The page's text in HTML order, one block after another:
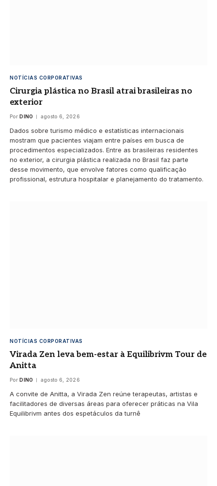
NOTÍCIAS CORPORATIVAS
Cirurgia plástica no Brasil atrai brasileiras no
exterior
Por DINO agosto 6, 2026
Dados sobre turismo médico e estatísticas internacionais
mostram que pacientes viajam entre países em busca de
procedimentos especializados. Entre as brasileiras residentes
no exterior, a cirurgia plástica realizada no Brasil faz parte
desse movimento, que envolve fatores como qualificação
profissional, estrutura hospitalar e planejamento do tratamento.
NOTÍCIAS CORPORATIVAS
Virada Zen leva bem-estar à Equilibrivm Tour de
Anitta
Por DINO agosto 6, 2026
A convite de Anitta, a Virada Zen reúne terapeutas, artistas e
facilitadores de diversas áreas para oferecer práticas na Vila
Equilibrivm antes dos espetáculos da turnê